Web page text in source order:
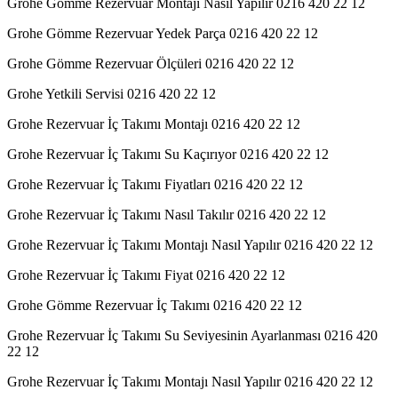
Grohe Gömme Rezervuar Montajı Nasıl Yapılır 0216 420 22 12
Grohe Gömme Rezervuar Yedek Parça 0216 420 22 12
Grohe Gömme Rezervuar Ölçüleri 0216 420 22 12
Grohe Yetkili Servisi 0216 420 22 12
Grohe Rezervuar İç Takımı Montajı 0216 420 22 12
Grohe Rezervuar İç Takımı Su Kaçırıyor 0216 420 22 12
Grohe Rezervuar İç Takımı Fiyatları 0216 420 22 12
Grohe Rezervuar İç Takımı Nasıl Takılır 0216 420 22 12
Grohe Rezervuar İç Takımı Montajı Nasıl Yapılır 0216 420 22 12
Grohe Rezervuar İç Takımı Fiyat 0216 420 22 12
Grohe Gömme Rezervuar İç Takımı 0216 420 22 12
Grohe Rezervuar İç Takımı Su Seviyesinin Ayarlanması 0216 420
22 12
Grohe Rezervuar İç Takımı Montajı Nasıl Yapılır 0216 420 22 12